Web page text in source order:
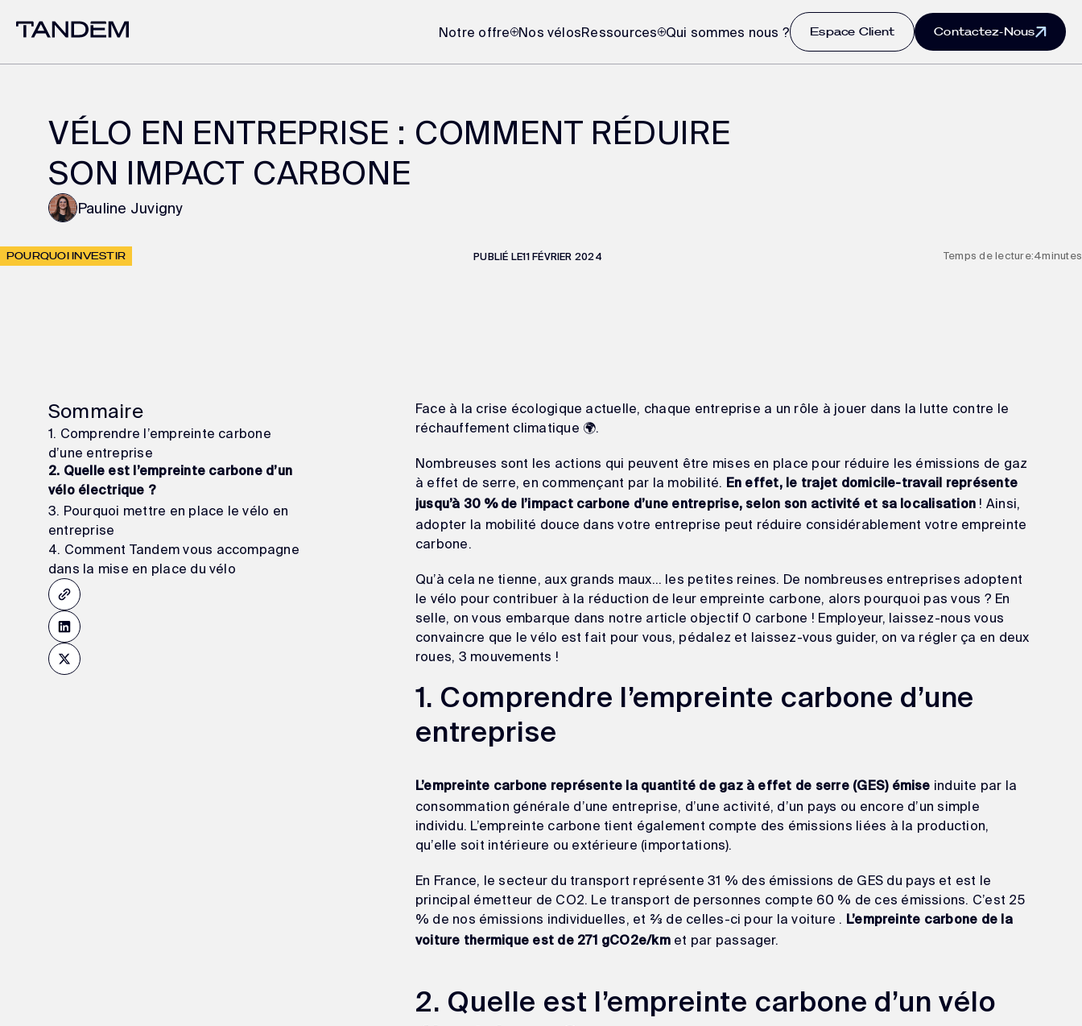
Notre offre Nos vélosRessources Qui sommes nous ? Espace Client Contactez-Nous
VÉLO EN ENTREPRISE : COMMENT RÉDUIRE
SON IMPACT CARBONE
Pauline Juvigny
POURQUOI INVESTIR PUBLIÉ LE11 FÉVRIER 2024 Temps de lecture:4minutes
Sommaire
1. Comprendre l’empreinte carbone
d’une entreprise
2. Quelle est l’empreinte carbone d’un
vélo électrique ?
3. Pourquoi mettre en place le vélo en
entreprise
4. Comment Tandem vous accompagne
dans la mise en place du vélo
Face à la crise écologique actuelle, chaque entreprise a un rôle à jouer dans la lutte contre le
réchauffement climatique 🌍.
Nombreuses sont les actions qui peuvent être mises en place pour réduire les émissions de gaz
à effet de serre, en commençant par la mobilité.
En effet, le trajet domicile-travail représente
jusqu’à 30 % de l’impact carbone d’une entreprise, selon son activité et sa localisation ! Ainsi,
adopter la mobilité douce dans votre entreprise peut réduire considérablement votre empreinte
carbone.
Qu’à cela ne tienne, aux grands maux… les petites reines. De nombreuses entreprises adoptent
le vélo pour contribuer à la réduction de leur empreinte carbone, alors pourquoi pas vous ? En
selle, on vous embarque dans notre article objectif 0 carbone ! Employeur, laissez-nous vous
convaincre que le vélo est fait pour vous, pédalez et laissez-vous guider, on va régler ça en deux
roues, 3 mouvements !
1. Comprendre l’empreinte carbone d’une
entreprise
L’empreinte carbone représente la quantité de gaz à effet de serre (GES) émise induite par la
consommation générale d’une entreprise, d’une activité, d’un pays ou encore d’un simple
individu. L’empreinte carbone tient également compte des émissions liées à la production,
qu’elle soit intérieure ou extérieure (importations).
En France, le secteur du transport représente 31 % des émissions de GES du pays et est le
principal émetteur de CO2. Le transport de personnes compte 60 % de ces émissions. C’est 25
% de nos émissions individuelles, et ⅔ de celles-ci pour la voiture .
L’empreinte carbone de la
voiture thermique est de 271 gCO2e/kmet par passager.
2. Quelle est l’empreinte carbone d’un vélo